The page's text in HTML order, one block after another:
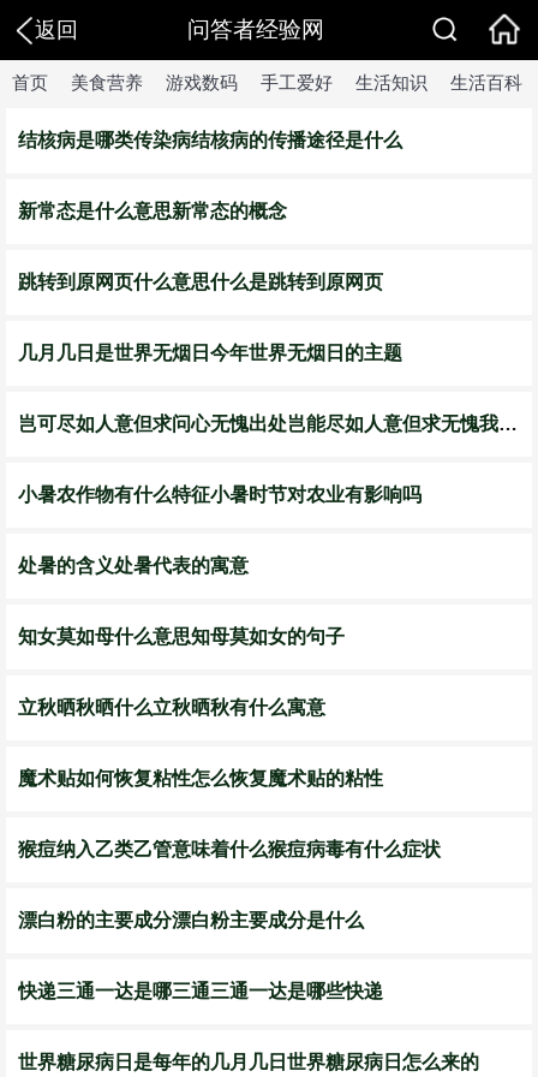
返回 问答者经验网
首页 美食营养 游戏数码 手工爱好 生活知识 生活百科
结核病是哪类传染病结核病的传播途径是什么
新常态是什么意思新常态的概念
跳转到原网页什么意思什么是跳转到原网页
几月几日是世界无烟日今年世界无烟日的主题
岂可尽如人意但求问心无愧出处岂能尽如人意但求无愧我心出处
小暑农作物有什么特征小暑时节对农业有影响吗
处暑的含义处暑代表的寓意
知女莫如母什么意思知母莫如女的句子
立秋晒秋晒什么立秋晒秋有什么寓意
魔术贴如何恢复粘性怎么恢复魔术贴的粘性
猴痘纳入乙类乙管意味着什么猴痘病毒有什么症状
漂白粉的主要成分漂白粉主要成分是什么
快递三通一达是哪三通三通一达是哪些快递
世界糖尿病日是每年的几月几日世界糖尿病日怎么来的